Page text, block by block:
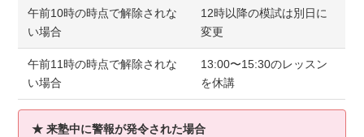
午前10時の時点で解除されな
い場合
12時以降の模試は別日に
変更
午前11時の時点で解除されな
い場合
13:00〜15:30のレッスン
を休講
★ 来塾中に警報が発令された場合